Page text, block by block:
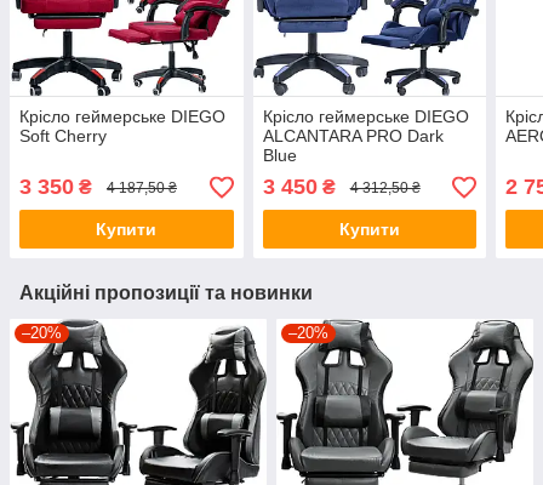
Крісло геймерське DIEGO
Soft Cherry
3 350 ₴ 4 187,50 ₴
Купити
Крісло геймерське DIEGO
ALCANTARA PRO Dark
Blue
3 450₴ 4 312,50 ₴
Купити
2
Акційні пропозиції та новинки
–20% –20%